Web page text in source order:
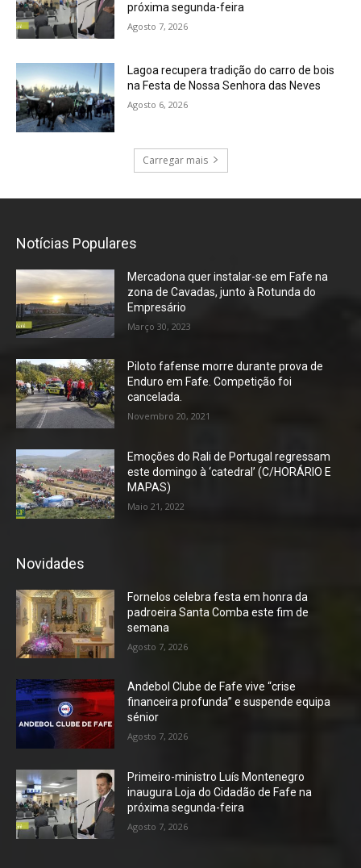
próxima segunda-feira
Agosto 7, 2026
Lagoa recupera tradição do carro de bois
na Festa de Nossa Senhora das Neves
Agosto 6, 2026
Carregar mais
Notícias Populares
Mercadona quer instalar-se em Fafe na
zona de Cavadas, junto à Rotunda do
Empresário
Março 30, 2023
Piloto fafense morre durante prova de
Enduro em Fafe. Competição foi
cancelada.
Novembro 20, 2021
Emoções do Rali de Portugal regressam
este domingo à ‘catedral’ (C/HORÁRIO E
MAPAS)
Maio 21, 2022
Novidades
Fornelos celebra festa em honra da
padroeira Santa Comba este fim de
semana
Agosto 7, 2026
Andebol Clube de Fafe vive “crise
financeira profunda” e suspende equipa
sénior
Agosto 7, 2026
Primeiro-ministro Luís Montenegro
inaugura Loja do Cidadão de Fafe na
próxima segunda-feira
Agosto 7, 2026